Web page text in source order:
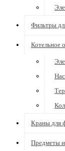
Фильтры
Котельное
Краны для
Предметы